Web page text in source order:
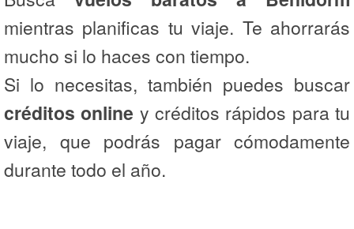
mientras planificas tu viaje. Te ahorrarás
mucho si lo haces con tiempo.
Si lo necesitas, también puedes buscar
créditos online y créditos rápidos para tu
viaje, que podrás pagar cómodamente
durante todo el año.